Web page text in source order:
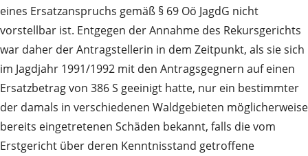
eines Ersatzanspruchs gemäß § 69 Oö JagdG nicht
vorstellbar ist. Entgegen der Annahme des Rekursgerichts
war daher der Antragstellerin in dem Zeitpunkt, als sie sich
im Jagdjahr 1991/1992 mit den Antragsgegnern auf einen
Ersatzbetrag von 386 S geeinigt hatte, nur ein bestimmter
der damals in verschiedenen Waldgebieten möglicherweise
bereits eingetretenen Schäden bekannt, falls die vom
Erstgericht über deren Kenntnisstand getroffene